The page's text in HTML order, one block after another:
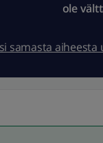
ole
samasta